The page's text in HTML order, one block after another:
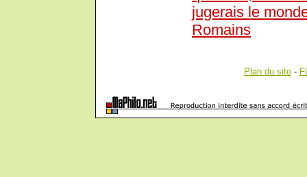
jugerais le
Romains
Plan du site-